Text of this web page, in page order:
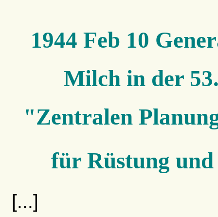
1944 Feb 10
Milch in der
"Zentralen
für Rüstung
[...]